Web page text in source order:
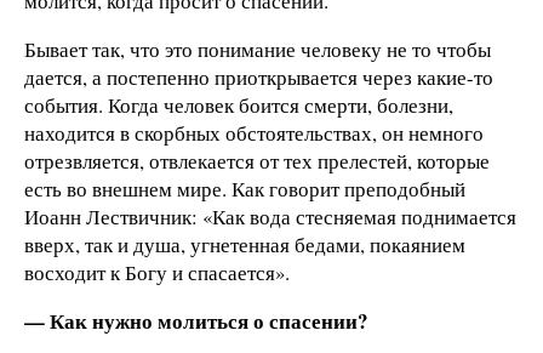
Бывает так, что это понимание человеку не то чтобы
дается, а постепенно приоткрывается через какие-то
события. Когда человек боится смерти, болезни,
находится в скорбных обстоятельствах, он немного
отрезвляется, отвлекается от тех прелестей, которые
есть во внешнем мире. Как говорит преподобный
Иоанн Лествичник: «Как вода стесняемая поднимается
вверх, так и душа, угнетенная бедами, покаянием
восходит к Богу и спасается».
— Как нужно молиться о спасении?